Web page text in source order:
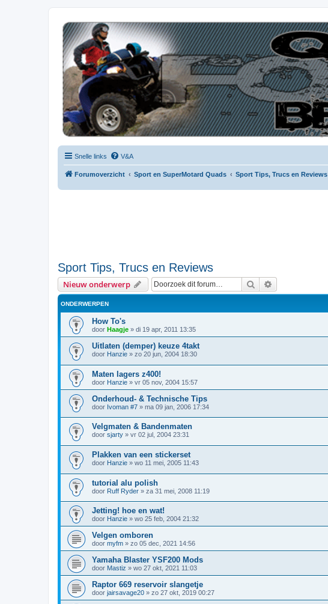
| QFB |
Hét quadforum van de Benelux
Snelle links V&A
Forumoverzicht Sport en SuperMotard Quads Sport Tips, Trucs en Reviews
Sport Tips, Trucs en Reviews
Nieuw onderwerp Zoek
ONDERWERPEN
How To's
door Haagje » di 19 apr, 2011 13:35
Uitlaten (demper) keuze 4takt
door Hanzie » zo 20 jun, 2004 18:30
Maten lagers z400!
door Hanzie » vr 05 nov, 2004 15:57
Onderhoud- & Technische Tips
door Ivoman #7 » ma 09 jan, 2006 17:34
Velgmaten & Bandenmaten
door sjarty » vr 02 jul, 2004 23:31
Plakken van een stickerset
door Hanzie » wo 11 mei, 2005 11:43
tutorial alu polish
door Ruff Ryder » za 31 mei, 2008 11:19
Jetting! hoe en wat!
door Hanzie » wo 25 feb, 2004 21:32
Velgen omboren
door myfm » zo 05 dec, 2021 14:56
Yamaha Blaster YSF200 Mods
door Mastiz » wo 27 okt, 2021 11:03
Raptor 669 reservoir slangetje
door jairsavage20 » zo 27 okt, 2019 00:27